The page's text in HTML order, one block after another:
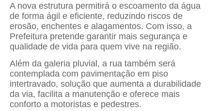
A nova estrutura permitirá o escoamento da água
de forma ágil e eficiente, reduzindo riscos de
erosão, enchentes e alagamentos. Com isso, a
Prefeitura pretende garantir mais segurança e
qualidade de vida para quem vive na região.
Além da galeria pluvial, a rua também será
contemplada com pavimentação em piso
intertravado, solução que aumenta a durabilidade
da via, facilita a manutenção e oferece mais
conforto a motoristas e pedestres.